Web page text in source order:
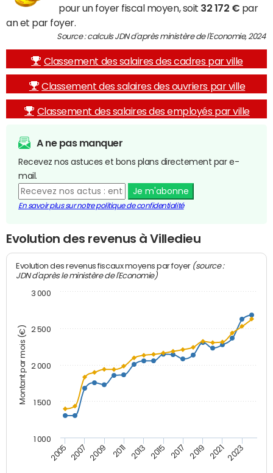
pour un foyer fiscal moyen, soit 32 172 € par
an et par foyer.
Source : calculs JDN d'après ministère de l'Economie, 2024
Classement des salaires des cadres par ville
Classement des salaires des ouvriers par ville
Classement des salaires des employés par ville
A ne pas manquer
Recevez nos astuces et bons plans directement par e-
mail.
Je m'abonne
En savoir plus sur notre politique de confidentialité
Evolution des revenus à Villedieu
Montant par mois (€)
Evolution des revenus fiscaux moyens par foyer (source :
JDN d'après le ministère de l'Economie)
2005 2007 2009 2011 2013 2015 2017 2019 2021 2023
1 000
1 500
2 000
2 500
3 000